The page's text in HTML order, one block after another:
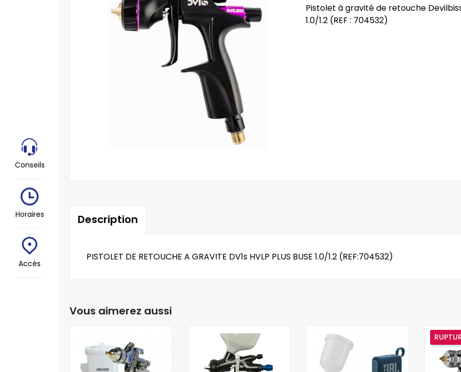
Pistolet à gravité de retouche
1.0/1.2 (REF : 704532)
Description
PISTOLET DE RETOUCHE A GRAVITE DV1s HVLP PLUS BUSE 1.0/1.2 (REF:704532)
Vous aimerez aussi
Conseils
Horaires
Accès